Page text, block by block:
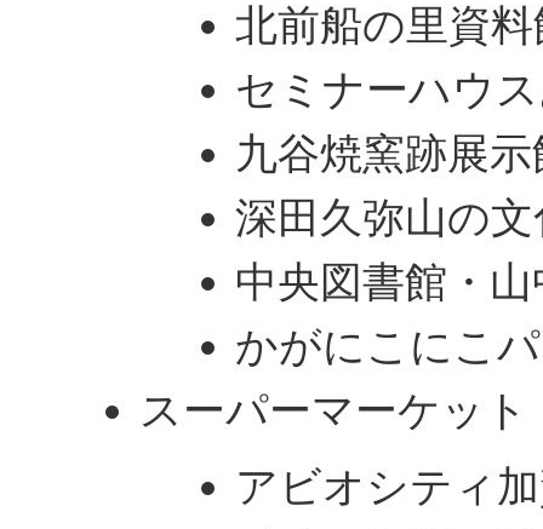
北前船の里資料
セミナーハウ
九谷焼窯跡展示
深田久弥山の
中央図書館・
かがにこにこ
スーパーマーケット
アビオシティ